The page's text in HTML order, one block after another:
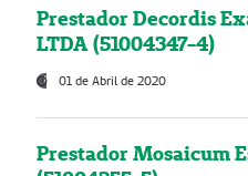
Prestador Decordis
LTDA (51004347-4)
01 de Abril de 2020
Prestador Mosaicum